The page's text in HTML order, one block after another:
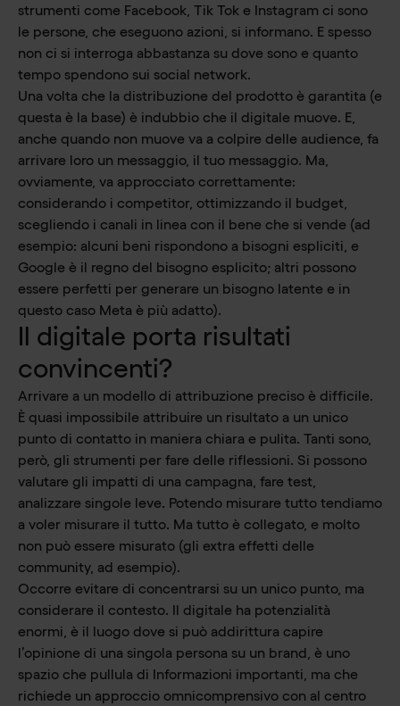
strumenti come Facebook, Tik Tok e Instagram ci sono
le persone, che eseguono azioni, si informano. E spesso
non ci si interroga abbastanza su dove sono e quanto
tempo spendono sui social network.
Una volta che la distribuzione del prodotto è garantita (e
questa è la base) è indubbio che il digitale muove. E,
anche quando non muove va a colpire delle audience, fa
arrivare loro un messaggio, il tuo messaggio. Ma,
ovviamente, va approcciato correttamente:
considerando i competitor, ottimizzando il budget,
scegliendo i canali in linea con il bene che si vende (ad
esempio: alcuni beni rispondono a bisogni espliciti, e
Google è il regno del bisogno esplicito; altri possono
essere perfetti per generare un bisogno latente e in
questo caso Meta è più adatto).
Il digitale porta risultati
convincenti?
Arrivare a un modello di attribuzione preciso è difficile.
È quasi impossibile attribuire un risultato a un unico
punto di contatto in maniera chiara e pulita. Tanti sono,
però, gli strumenti per fare delle riflessioni. Si possono
valutare gli impatti di una campagna, fare test,
analizzare singole leve. Potendo misurare tutto tendiamo
a voler misurare il tutto. Ma tutto è collegato, e molto
non può essere misurato (gli extra effetti delle
community, ad esempio).
Occorre evitare di concentrarsi su un unico punto, ma
considerare il contesto. Il digitale ha potenzialità
enormi, è il luogo dove si può addirittura capire
l’opinione di una singola persona su un brand, è uno
spazio che pullula di Informazioni importanti, ma che
richiede un approccio omnicomprensivo con al centro